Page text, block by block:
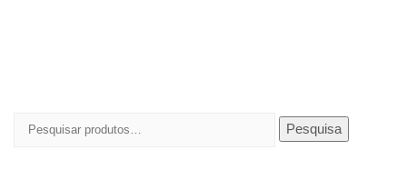
Pesquisar
Pesquisa